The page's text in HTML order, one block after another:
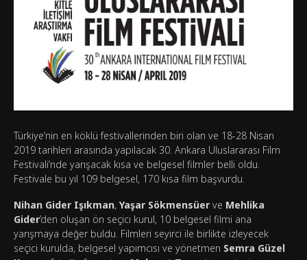
Türkiye’nin en köklü festivallerinden biri olan ve 18-28 Nisan
2019 tarihleri arasında yapılacak 30. Ankara Uluslararası Film
Festivali’nde yarışacak kısa ve belgesel filmler belli oldu.
Festivale bu yıl 109 belgesel, 170 kısa film başvurdu.
Nihan Gider Işıkman, Yaşar Sökmensüer ve Mehlika
Gider’den oluşan ön seçici kurul, 10 belgesel filmi ana
yarışmaya değer buldu. Filmleri seyirci ile birlikte izleyecek
seçici kurulda, belgesel yapımcısı ve yönetmen Semra Güzel